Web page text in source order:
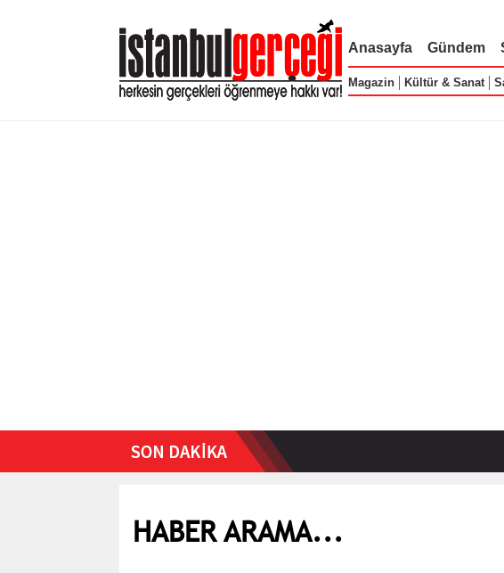
Anasayfa Gündem
Magazin Kültür & Sanat
HABER ARAMA...